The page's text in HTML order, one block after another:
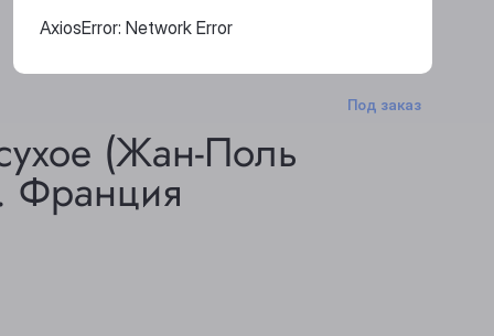
Под заказ
(Жан-Поль
Франция
AxiosError: Network Error